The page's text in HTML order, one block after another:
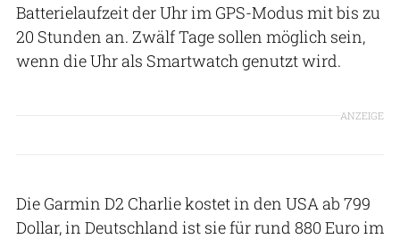
Batterielaufzeit der Uhr im GPS-Modus mit bis zu
20 Stunden an. Zwälf Tage sollen möglich sein,
wenn die Uhr als Smartwatch genutzt wird.
ANZEIGE
Die Garmin D2 Charlie kostet in den USA ab 799
Dollar, in Deutschland ist sie für rund 880 Euro im